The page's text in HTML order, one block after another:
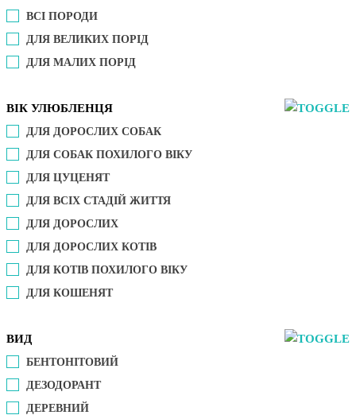
ВСІ ПОРОДИ
ДЛЯ ВЕЛИКИХ ПОРІД
ДЛЯ МАЛИХ ПОРІД
ВІК УЛЮБЛЕНЦЯ
ДЛЯ ДОРОСЛИХ СОБАК
ДЛЯ СОБАК ПОХИЛОГО ВІКУ
ДЛЯ ЦУЦЕНЯТ
ДЛЯ ВСІХ СТАДІЙ ЖИТТЯ
ДЛЯ ДОРОСЛИХ
ДЛЯ ДОРОСЛИХ КОТІВ
ДЛЯ КОТІВ ПОХИЛОГО ВІКУ
ДЛЯ КОШЕНЯТ
ВИД
БЕНТОНІТОВИЙ
ДЕЗОДОРАНТ
ДЕРЕВНИЙ